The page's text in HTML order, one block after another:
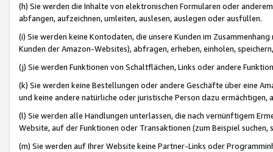
(h) Sie werden die Inhalte von elektronischen Formularen oder
abfangen, aufzeichnen, umleiten, auslesen, auslegen oder ausfüllen.
(i) Sie werden keine Kontodaten, die unsere Kunden im
Kunden der Amazon-Websites), abfragen, erheben, einholen,
(j) Sie werden Funktionen von Schaltflächen, Links oder andere
(k) Sie werden keine Bestellungen oder andere Geschäfte über eine
und keine andere natürliche oder juristische Person dazu
(l) Sie werden alle Handlungen unterlassen, die nach vernünftigem
Website, auf der Funktionen oder Transaktionen (zum Beispiel
(m) Sie werden auf Ihrer Website keine Partner-Links oder